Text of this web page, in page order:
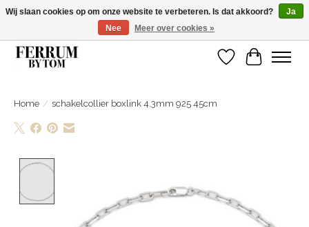
Wij zijn gelsoten van 14 tm 18 februari
Verlanglijst
Home / schakelcollier boxlink 4.3mm 925 45cm
Wij slaan cookies op om onze website te verbeteren. Is dat akkoord?
Ja
Nee
Meer over cookies »